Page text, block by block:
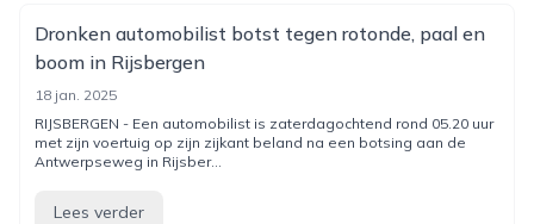
Dronken automobilist botst tegen rotonde, paal en
boom in Rijsbergen
18 jan. 2025
RIJSBERGEN - Een automobilist is zaterdagochtend rond 05.20 uur
met zijn voertuig op zijn zijkant beland na een botsing aan de
Antwerpseweg in Rijsber...
Lees verder